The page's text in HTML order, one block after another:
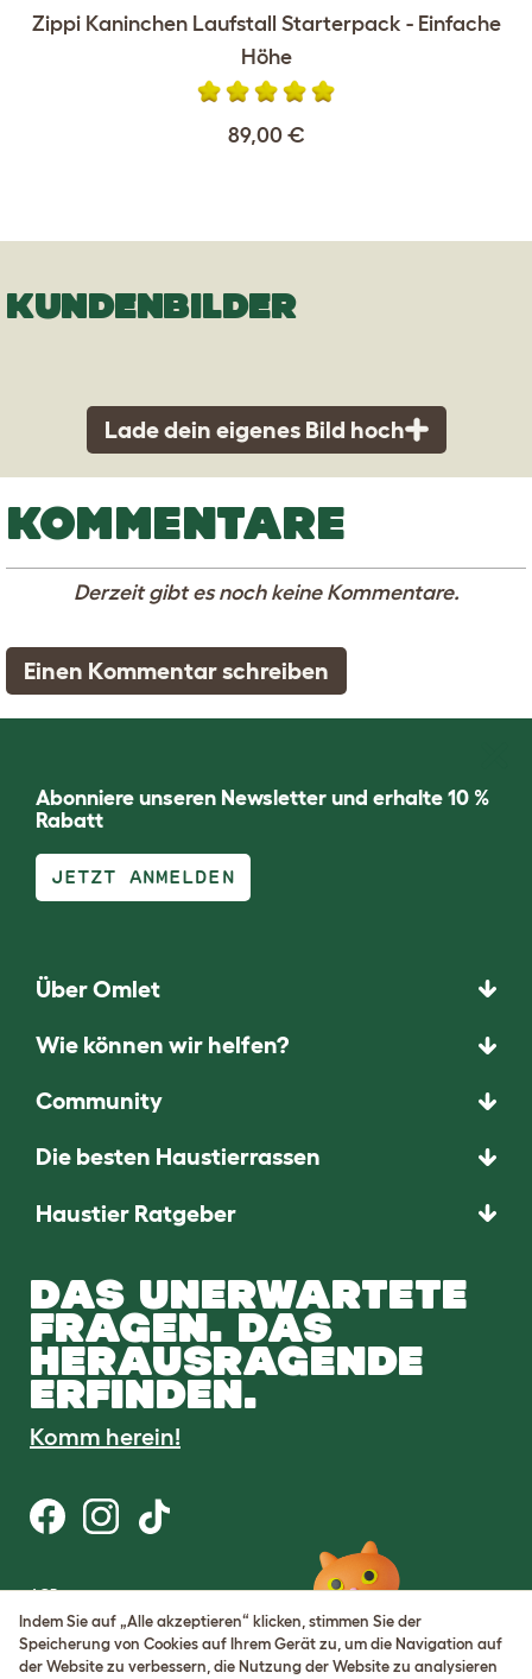
Zippi Kaninchen Laufstall Starterpack - Einfache
Höhe
89,00 €
KUNDENBILDER
Lade dein eigenes Bild hoch
KOMMENTARE
Derzeit gibt es noch keine Kommentare.
Einen Kommentar schreiben
Abonniere unseren Newsletter und erhalte 10 %
Rabatt
JETZT ANMELDEN
Über Omlet
Wie können wir helfen?
Community
Die besten Haustierrassen
Haustier Ratgeber
DAS UNERWARTETE
FRAGEN. DAS
HERAUSRAGENDE
ERFINDEN.
Komm herein!
AGB
Datenschutz
Cookie Settings
Sitemap
Indem Sie auf „Alle akzeptieren“ klicken, stimmen Sie der
Speicherung von Cookies auf Ihrem Gerät zu, um die Navigation auf
der Website zu verbessern, die Nutzung der Website zu analysieren